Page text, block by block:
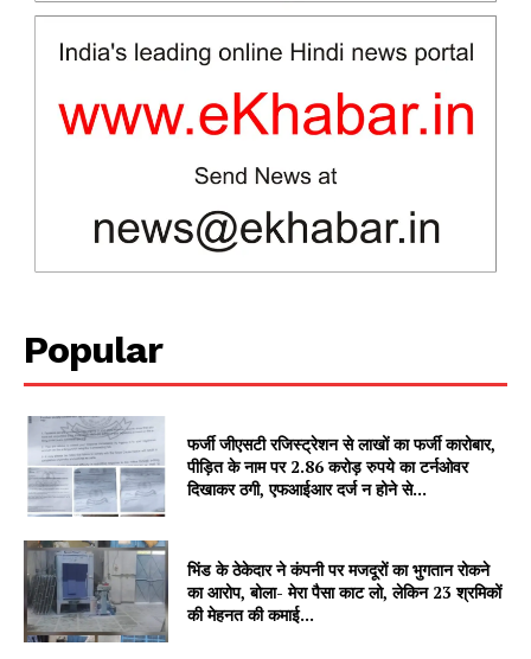
News Week
Magazine PRO
SUBSCRIBE NOW
Company
About
Popular
फर्जी जीएसटी रजिस्ट्रेशन से लाखों का फर्जी कारोबार,
पीड़ित के नाम पर 2.86 करोड़ रुपये का टर्नओवर
दिखाकर ठगी, एफआईआर दर्ज न होने से...
भिंड के ठेकेदार ने कंपनी पर मजदूरों का भुगतान रोकने
का आरोप, बोला- मेरा पैसा काट लो, लेकिन 23 श्रमिकों
की मेहनत की कमाई...